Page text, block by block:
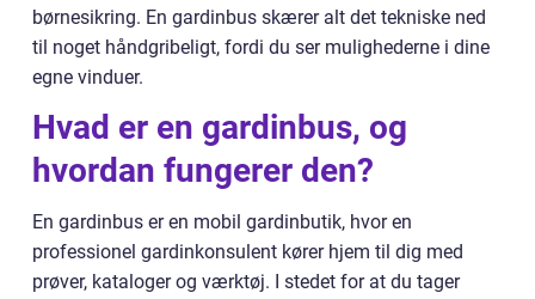
børnesikring. En gardinbus skærer alt det tekniske ned
til noget håndgribeligt, fordi du ser mulighederne i dine
egne vinduer.
Hvad er en gardinbus, og
hvordan fungerer den?
En gardinbus er en mobil gardinbutik, hvor en
professionel gardinkonsulent kører hjem til dig med
prøver, kataloger og værktøj. I stedet for at du tager